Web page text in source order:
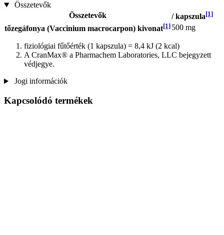
Összetevők
Összetevők
/ kapszula[1]
tőzegáfonya (Vaccinium macrocarpon) kivonat[1] 500 mg
fiziológiai fűtőérték (1 kapszula) = 8,4 kJ (2 kcal)
A CranMax® a Pharmachem Laboratories, LLC bejegyzett
védjegye.
Jogi információk
Kapcsolódó termékek